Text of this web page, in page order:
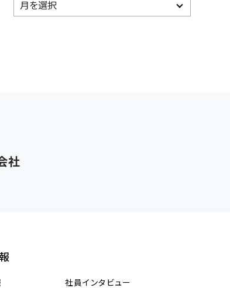
社
社員インタビュー